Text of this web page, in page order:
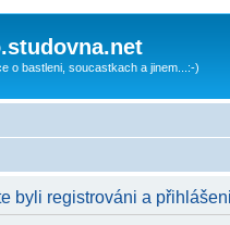
o bastleni, soucastkach a jinem...:-)
byli registrováni a